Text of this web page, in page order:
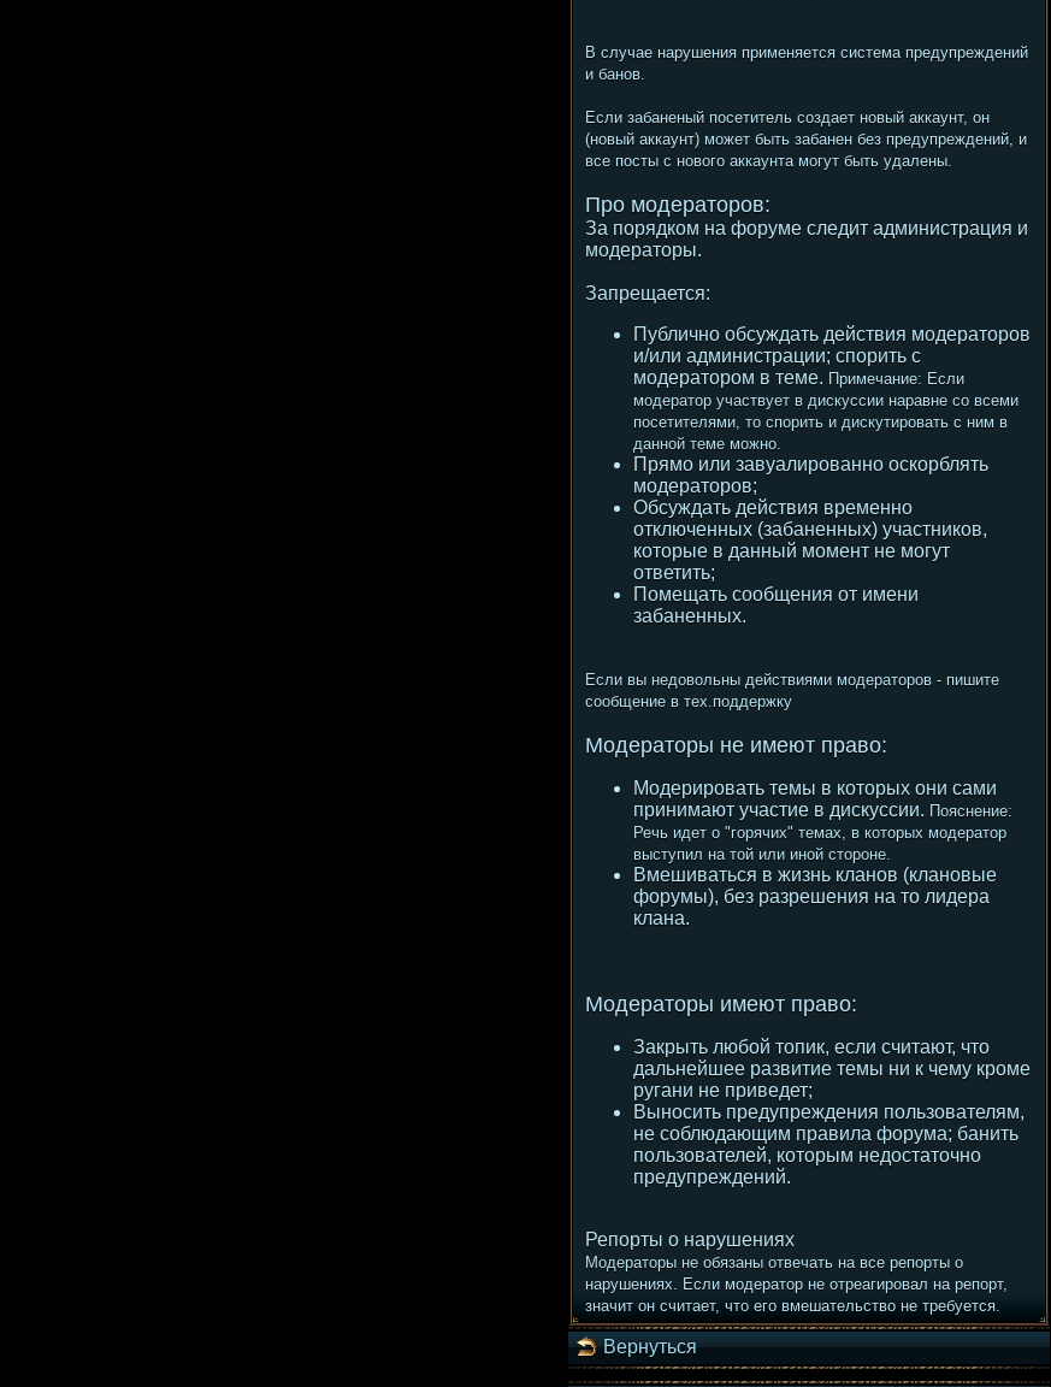
В случае нарушения применяется система предупреждений
и банов.
Если забаненый посетитель создает новый аккаунт, он
(новый аккаунт) может быть забанен без предупреждений, и
все посты с нового аккаунта могут быть удалены.
Про модераторов:
За порядком на форуме следит администрация и
модераторы.
Запрещается:
Публично обсуждать действия модераторов
и/или администрации; спорить с
модератором в теме. Примечание: Если
модератор участвует в дискуссии наравне со всеми
посетителями, то спорить и дискутировать с ним в
данной теме можно.
Прямо или завуалированно оскорблять
модераторов;
Обсуждать действия временно
отключенных (забаненных) участников,
которые в данный момент не могут
ответить;
Помещать сообщения от имени
забаненных.
Если вы недовольны действиями модераторов - пишите
сообщение в тех.поддержку
Модераторы не имеют право:
Модерировать темы в которых они сами
принимают участие в дискуссии. Пояснение:
Речь идет о "горячих" темах, в которых модератор
выступил на той или иной стороне.
Вмешиваться в жизнь кланов (клановые
форумы), без разрешения на то лидера
клана.
Модераторы имеют право:
Закрыть любой топик, если считают, что
дальнейшее развитие темы ни к чему кроме
ругани не приведет;
Выносить предупреждения пользователям,
не соблюдающим правила форума; банить
пользователей, которым недостаточно
предупреждений.
Репорты о нарушениях
Модераторы не обязаны отвечать на все репорты о
нарушениях. Если модератор не отреагировал на репорт,
значит он считает, что его вмешательство не требуется.
Вернуться